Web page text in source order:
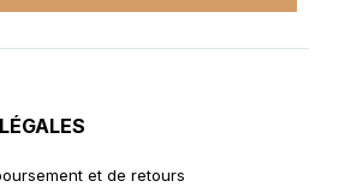
et de retours